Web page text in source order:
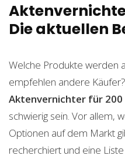
Die aktuellen
Welche Produkte werden
empfehlen andere
Aktenvernichter für
schwierig sein. Vor allem,
Optionen auf dem Markt
recherchiert und eine